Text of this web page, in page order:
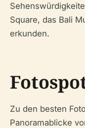
Square, das Bali
erkunden.
Zu den besten
Panoramablicke